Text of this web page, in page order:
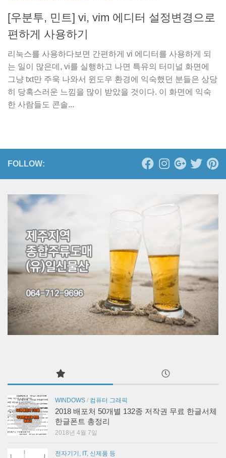
[우분투, 민트] vi, vim 에디터 설정변경으로
편하게 사용하기
리눅스를 사용하다보면 간편하게 vi 에디터를 사용하게 되
는 일이 많은데, vi를 실행하고 나면 특유의 터미널 화면에
그냥 txt만 주욱 나와서 윈도우 환경에 익숙했던 분들은 상당
히 당혹스러운 느낌을 많이 받았을 것이다. 이 화면에 익숙
한 사람들도 콘솔...
FOLLOW:
WINDOWS / 컴퓨터 그래픽
2018 배포처 50개별 132종 저작권 무료 한글서체
한글폰트 총정리
2018년 4월 7일
전자기기, IT, 신제품 등